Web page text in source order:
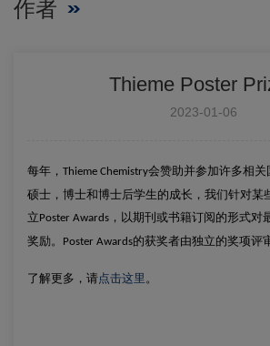
作者
Thieme Poster
2023-01-06
每年， Thieme Chemistry会赞助并参加许多相
硕士，博士和博士后学生的成长，我们针对某
立Poster Awards ，以期刊或书籍订阅的形式对
奖励。
Poster Awards的获奖者由独立的奖项评
了解更多，请点击这里 。